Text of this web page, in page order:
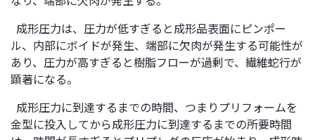
成形圧力は、圧力が低すぎると成形品表面にピンポー
ル、内部にボイドが発生、端部に欠肉が発生する可能性が
あり、圧力が高すぎると樹脂フローが過剰で、繊維蛇行が
顕著になる。
成形圧力に到達するまでの時間、つまりプリフォームを
金型に投入してから成形圧力に到達するまでの所要時間